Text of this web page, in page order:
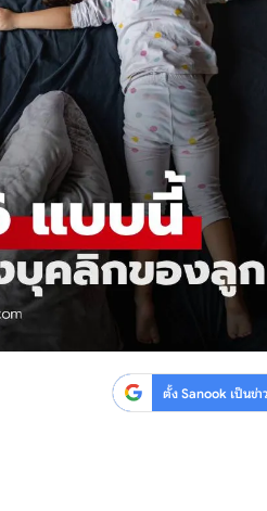
ตั้ง Sanook เป็นข่